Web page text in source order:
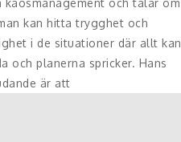
kan hitta trygghet och
i de situationer där allt kan
och planerna spricker. Hans
är att